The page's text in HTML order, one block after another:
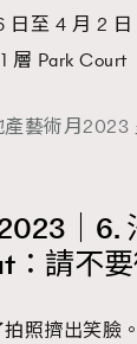
日至 4 月 2 日
Park Court
產藝術月2023
｜6.
：請不
照擠出笑臉